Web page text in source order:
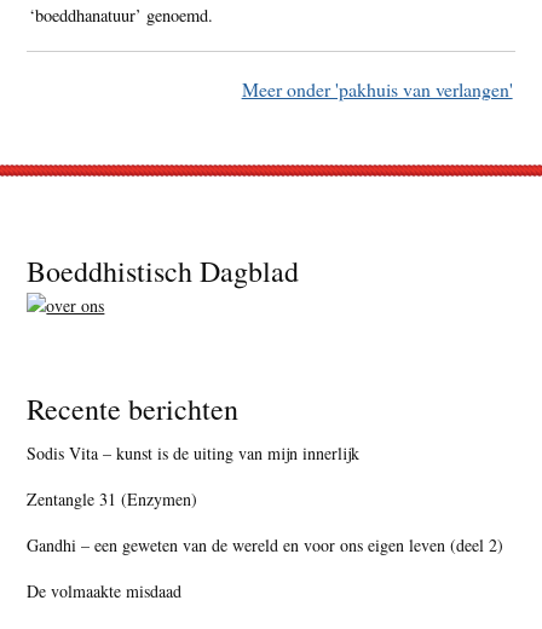
‘boeddhanatuur’ genoemd.
Meer onder 'pakhuis van verlangen'
Footer
Boeddhistisch Dagblad
Recente berichten
Sodis Vita – kunst is de uiting van mijn innerlijk
Zentangle 31 (Enzymen)
Gandhi – een geweten van de wereld en voor ons eigen leven (deel 2)
De volmaakte misdaad